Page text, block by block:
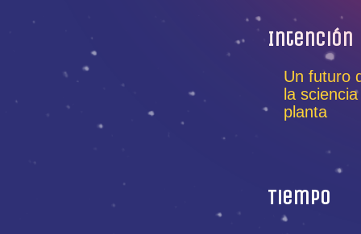
Intención
Un futuro
la
planta
Tiempo